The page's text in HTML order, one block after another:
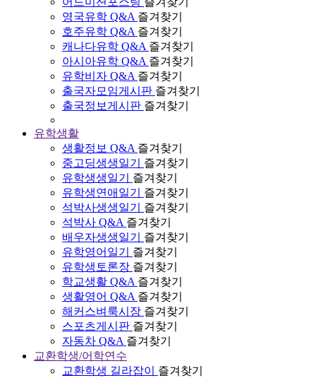
영국유학 Q&A 즐겨찾기
호주유학 Q&A 즐겨찾기
캐나다유학 Q&A 즐겨찾기
아시아유학 Q&A 즐겨찾기
유학비자 Q&A 즐겨찾기
출국자모임게시판 즐겨찾기
출국정보게시판 즐겨찾기
유학생활
생활정보 Q&A 즐겨찾기
중고딩생생일기
즐겨찾기
유학생생일기
즐겨찾기
유학생연애일기
즐겨찾기
석박사생생일기
즐겨찾기
석박사 Q&A 즐겨찾기
배우자생생일기
즐겨찾기
유학영어일기
즐겨찾기
유학생토론장 즐겨찾기
학교생활 Q&A 즐겨찾기
생활영어 Q&A 즐겨찾기
해커스벼룩시장 즐겨찾기
스포츠게시판 즐겨찾기
자동차 Q&A 즐겨찾기
교환학생/어학연수
교환학생 길라잡이
즐겨찾기